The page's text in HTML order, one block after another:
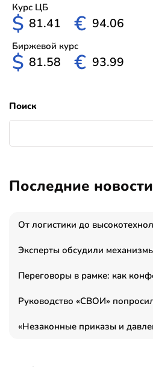
Курс ЦБ
$ 81.41 € 94.06
Биржевой курс
$ 81.58 € 93.99
Поиск
Последние новости